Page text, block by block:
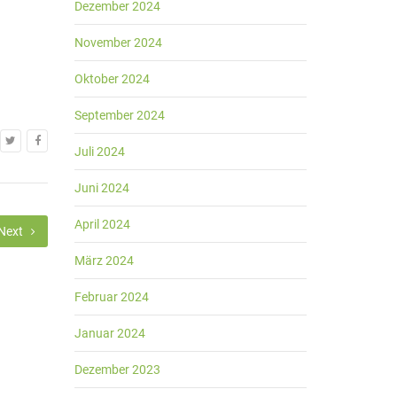
Dezember 2024
November 2024
Oktober 2024
September 2024
Juli 2024
Juni 2024
April 2024
März 2024
Februar 2024
Januar 2024
Dezember 2023